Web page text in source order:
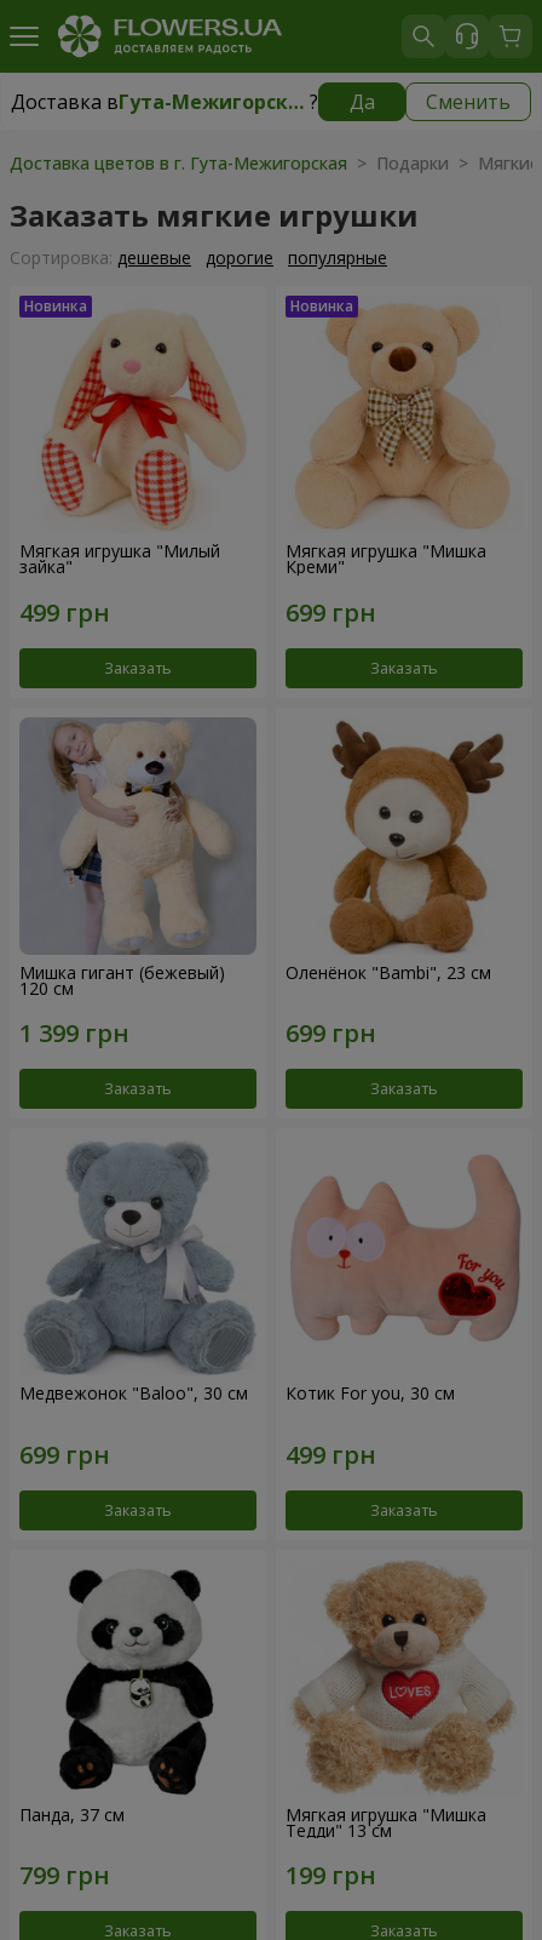
Доставка в Гута-Межигорская ? Да Сменить
Доставка вГута-Межигорская |бесплатно
Доставка цветов в г. Гута-Межигорская > Подарки > Мягкие
Заказать мягкие игрушки
Cортировка: дешевые дорогие популярные
Мягкая игрушка "Милый
зайка"
Заказать
Мягкая игрушка "Мишка
Креми"
Заказать
Мишка гигант (бежевый)
120 см
Заказать
Оленёнок "Bambi", 23 см
Заказать
Медвежонок "Baloo", 30 см
Заказать
Котик For you, 30 см
Заказать
Панда, 37 см
Заказать
Мягкая игрушка "Мишка
Тедди" 13 см
Заказать